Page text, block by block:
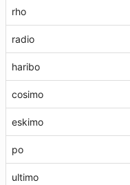
rho
radio
haribo
cosimo
eskimo
po
ultimo